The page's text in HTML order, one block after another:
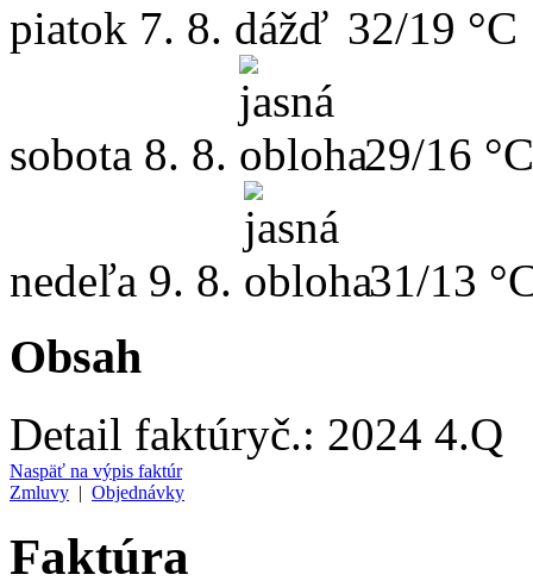
piatok 7. 8. 32/19 °C
sobota 8. 8. 29/16 °C
nedeľa 9. 8. 31/13
Obsah
Detail faktúryč.: 2024 4.Q
Naspäť na výpis faktúr
Zmluvy | Objednávky
Faktúra